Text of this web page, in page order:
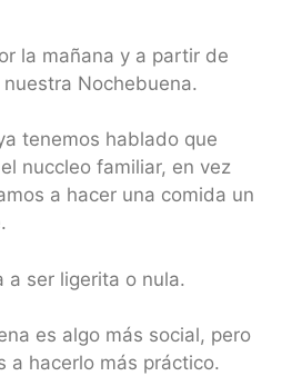
la mañana y a partir de
Nochebuena.
tenemos hablado que
nuccleo familiar, en vez
a hacer una comida un
a ser ligerita o nula.
es algo más social, pero
a hacerlo más práctico.